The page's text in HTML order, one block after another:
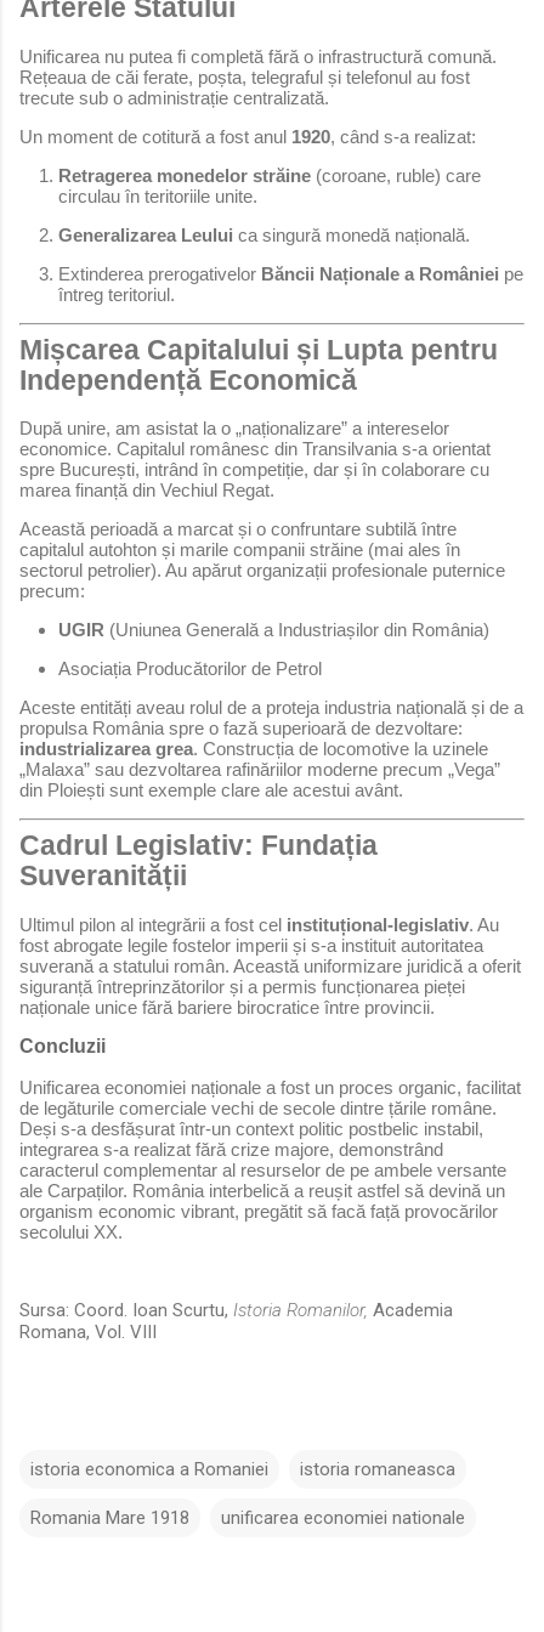
Arterele Statului
Unificarea nu putea fi completă fără o infrastructură comună.
Rețeaua de căi ferate, poșta, telegraful și telefonul au fost
trecute sub o administrație centralizată.
Un moment de cotitură a fost anul 1920, când s-a realizat:
Retragerea monedelor străine (coroane, ruble) care
circulau în teritoriile unite.
Generalizarea Leului ca singură monedă națională.
Extinderea prerogativelor Băncii Naționale a României pe
întreg teritoriul.
Mișcarea Capitalului și Lupta pentru
Independență Economică
După unire, am asistat la o „naționalizare” a intereselor
economice. Capitalul românesc din Transilvania s-a orientat
spre București, intrând în competiție, dar și în colaborare cu
marea finanță din Vechiul Regat.
Această perioadă a marcat și o confruntare subtilă între
capitalul autohton și marile companii străine (mai ales în
sectorul petrolier). Au apărut organizații profesionale puternice
precum:
UGIR (Uniunea Generală a Industriașilor din România)
Asociația Producătorilor de Petrol
Aceste entități aveau rolul de a proteja industria națională și de a
propulsa România spre o fază superioară de dezvoltare:
industrializarea grea. Construcția de locomotive la uzinele
„Malaxa” sau dezvoltarea rafinăriilor moderne precum „Vega”
din Ploiești sunt exemple clare ale acestui avânt.
Cadrul Legislativ: Fundația
Suveranității
Ultimul pilon al integrării a fost cel instituțional-legislativ. Au
fost abrogate legile fostelor imperii și s-a instituit autoritatea
suverană a statului român. Această uniformizare juridică a oferit
siguranță întreprinzătorilor și a permis funcționarea pieței
naționale unice fără bariere birocratice între provincii.
Concluzii
Unificarea economiei naționale a fost un proces organic, facilitat
de legăturile comerciale vechi de secole dintre țările române.
Deși s-a desfășurat într-un context politic postbelic instabil,
integrarea s-a realizat fără crize majore, demonstrând
caracterul complementar al resurselor de pe ambele versante
ale Carpaților. România interbelică a reușit astfel să devină un
organism economic vibrant, pregătit să facă față provocărilor
secolului XX.
Sursa: Coord. Ioan Scurtu, Istoria Romanilor, Academia
Romana, Vol. VIII
istoria economica a Romaniei istoria romaneasca
Romania Mare 1918 unificarea economiei nationale